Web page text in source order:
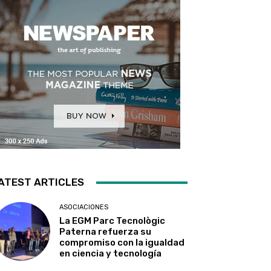
ARTICLES
ASOCIACIONES
La EGM Parc Tecnològic
Paterna refuerza su
compromiso con la igualdad
en ciencia y tecnología